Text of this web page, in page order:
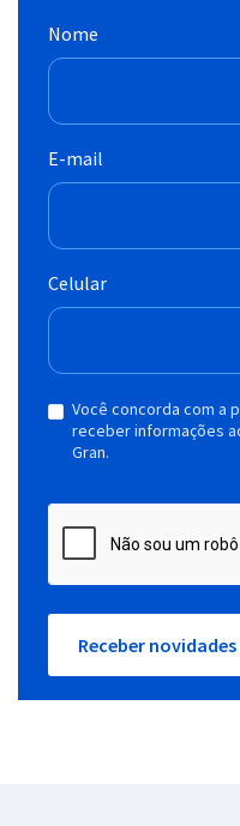
Nome
E-mail
Celular
Você concorda com a
receber informações
Gran.
Receber novidades